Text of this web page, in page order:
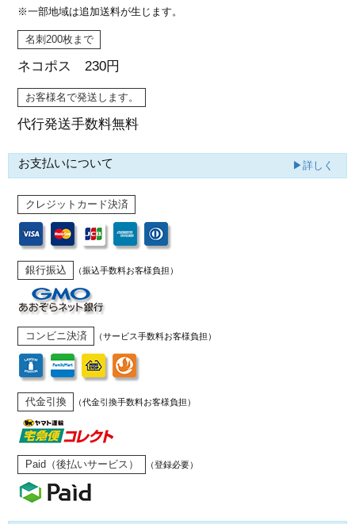
※一部地域は追加送料が生じます。
名刺200枚まで
ネコポス 230円
お客様名で発送します。
代行発送手数料無料
お支払いについて ▶詳しく
クレジットカード決済
銀行振込 （振込手数料お客様負担）
コンビニ決済 （サービス手数料お客様負担）
代金引換 （代金引換手数料お客様負担）
Paid（後払いサービス） （登録必要）